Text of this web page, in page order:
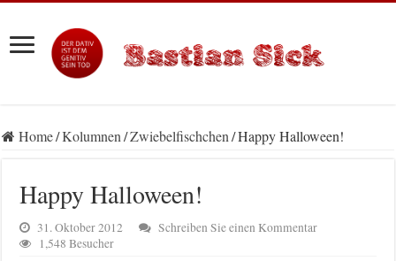
Home/Kolumnen/Zwiebelfischchen/Happy Halloween!
Happy Halloween!
31. Oktober 2012
Schreiben Sie einen Kommentar
1,548 Besucher